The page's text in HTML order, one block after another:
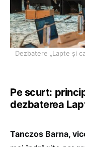
Dezbatere „Lapte și
Pe scurt:
dezbaterea
Tanczos Barna,